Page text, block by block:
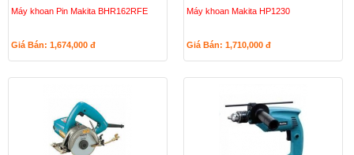
Máy khoan Pin Makita BHR162RFE
Giá Bán: 1,674,000 đ
Máy khoan Makita HP1230
Giá Bán: 1,710,000 đ